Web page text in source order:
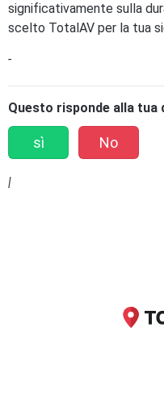
significativamente sulla
scelto TotalAV per la tua
-
Questo risponde alla tua
sì No
|